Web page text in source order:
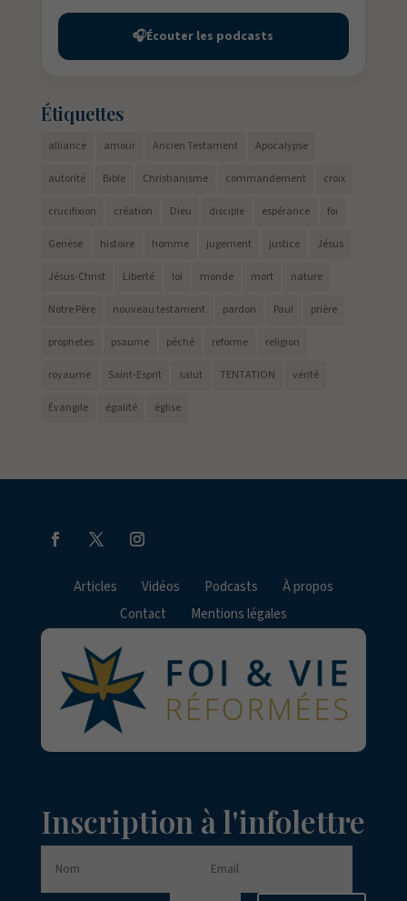
🎧Écouter les podcasts
Étiquettes
alliance amour Ancien Testament Apocalypse
autorité Bible Christianisme commandement croix
crucifixion création Dieu disciple espérance foi
Genèse histoire homme jugement justice Jésus
Jésus-Christ Liberté loi monde mort nature
Notre Père nouveau testament pardon Paul prière
prophetes psaume péché reforme religion
royaume Saint-Esprit salut TENTATION vérité
Évangile égalité église
Articles Vidéos Podcasts
À propos
Contact
Mentions légales
Inscription à l'infolettre